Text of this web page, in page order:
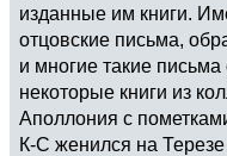
изданные им книги.
отцовские письма,
и многие такие
некоторые книги из
Аполлония с
К-С женился на